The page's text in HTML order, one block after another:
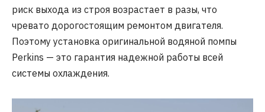
риск выхода из строя возрастает в разы, что
чревато дорогостоящим ремонтом двигателя.
Поэтому установка оригинальной водяной помпы
Perkins — это гарантия надежной работы всей
системы охлаждения.